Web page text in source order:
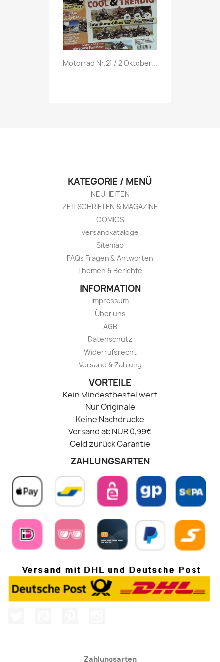
Vorschau
Motorrad Nr.21 / 2 Oktober...
KATEGORIE / MENÜ
NEUHEITEN
ZEITSCHRIFTEN & MAGAZINE
COMICS
Versandkataloge
Sitemap
FAQs Fragen & Antworten
Themen & Berichte
INFORMATION
Impressum
Über uns
AGB
Datenschutz
Widerrufsrecht
Versand & Zahlung
VORTEILE
Kein Mindestbestellwert
Nur Originale
Keine Nachdrucke
Versand ab NUR 0,99€
Geld zurück Garantie
ZAHLUNGSARTEN
Zahlungsarten